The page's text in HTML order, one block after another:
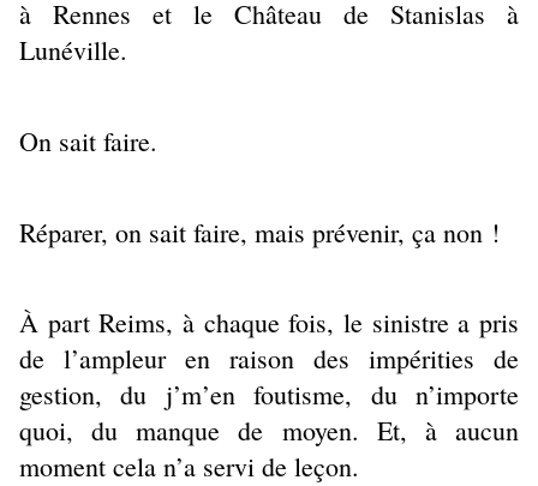
à Rennes et le Château de Stanislas à
Lunéville.
On sait faire.
Réparer, on sait faire, mais prévenir, ça non !
À part Reims, à chaque fois, le sinistre a pris
de l’ampleur en raison des impérities de
gestion, du j’m’en foutisme, du n’importe
quoi, du manque de moyen. Et, à aucun
moment cela n’a servi de leçon.